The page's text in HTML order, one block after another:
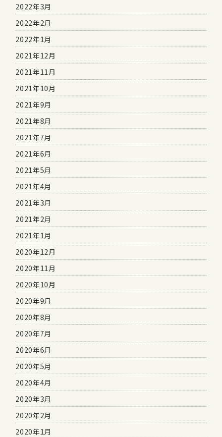
2022年3月
2022年2月
2022年1月
2021年12月
2021年11月
2021年10月
2021年9月
2021年8月
2021年7月
2021年6月
2021年5月
2021年4月
2021年3月
2021年2月
2021年1月
2020年12月
2020年11月
2020年10月
2020年9月
2020年8月
2020年7月
2020年6月
2020年5月
2020年4月
2020年3月
2020年2月
2020年1月